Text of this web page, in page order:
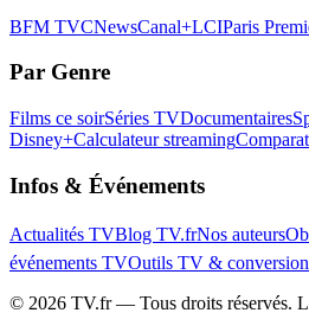
BFM TVCNewsCanal+LCIParis
Par Genre
Films ce soirSéries TVDocumentaires
Disney+Calculateur streaming
Infos & Événements
Actualités TVBlog TV.frNos auteurs
événements TVOutils TV & conversion
© 2026 TV.fr — Tous droits réservés.